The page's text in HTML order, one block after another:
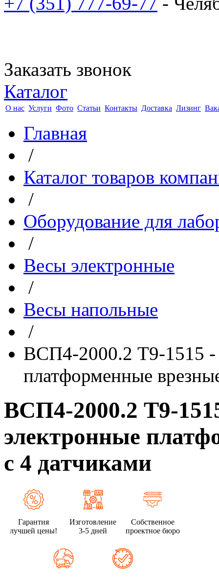
Заказать звонок
Каталог
О нас Услуги Фото Статьи Контакты Доставка Лизинг
Главная
/
Каталог товаров
/
Оборудование для
/
Весы электронные
/
Весы напольные
/
ВСП4-2000.2 Т9-1515
платформенные
ВСП4-2000.2 Т9-
электронные
с 4 датчиками
Гарантия
лучшей цены!
Изготовление
3-5 дней
Собственное
проектное бюро